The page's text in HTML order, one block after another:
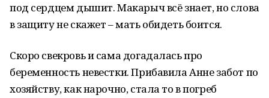
под сердцем дышит. Макарыч всё знает, но слова
в защиту не скажет – мать обидеть боится.
Скоро свекровь и сама догадалась про
беременность невестки. Прибавила Анне забот по
хозяйству, как нарочно, стала то в погреб